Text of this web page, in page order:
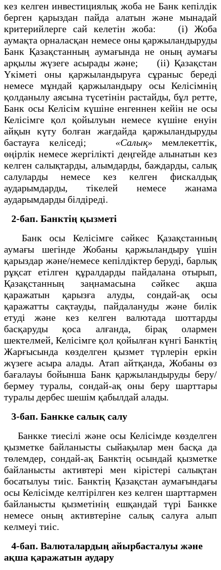
кез келген инвестициялық жоба не Банк кепілдік
берген қарыздан пайда алатын және мынадай
критерийлерге сай келетін жоба: (і) Жоба
аумақта орналасқан немесе оны қаржыландыруды
Банк Қазақстанның аумағында не оның аумағы
арқылы жүзеге асырады және; (іі) Қазақстан
Үкіметі оны қаржыландыруға сұраныс береді
немесе мұндай қаржыландыру осы Келісімнің
қолданылу аясына түсетінін растайды, бұл ретте,
Банк осы Келісім күшіне енгеннен кейін не осы
Келісімге қол қойылуын немесе күшіне енуін
айқын күту болған жағдайда қаржыландыруды
бастауға келіседі;
«Салық» мемлекеттік,
өңірлік немесе жергілікті деңгейде алынатын кез
келген салықтарды, алымдарды, баждарды, салық
салуларды немесе кез келген фискалдық
аударымдарды, тікелей немесе жанама
аударымдарды білдіреді.
2-бап. Банктің қызметі
Банк осы Келісімге сәйкес Қазақстанның
аумағы шегінде Жобаны қаржыландыру үшін
қарыздар және/немесе кепілдіктер беруді, барлық
рұқсат етілген құралдарды пайдалана отырып,
Қазақстанның заңнамасына сәйкес ақша
қаражатын қарызға алуды, сондай-ақ осы
қаражатты сақтауды, пайдалануды және билік
етуді және кез келген валютада шоттарды
басқаруды қоса алғанда, бірақ олармен
шектелмей, Келісімге қол қойылған күнгі Банктің
Жарғысында көзделген қызмет түрлерін еркін
жүзеге асыра алады. Атап айтқанда, Жобаны өз
бағалауы бойынша Банк қаржыландыруды беру/
бермеу туралы, сондай-ақ оны беру шарттары
туралы дербес шешім қабылдай алады.
3-бап. Банкке салық салу
Банкке тиесілі және осы Келісімде көзделген
қызметке байланысты сыйақылар мен басқа да
төлемдер, сондай-ақ Банктің осындай қызметке
байланысты активтері мен кірістері салықтан
босатылуы тиіс. Банктің Қазақстан аумағындағы
осы Келісімде келтірілген кез келген шарттармен
байланысты қызметінің ешқандай түрі Банкке
немесе оның активтеріне салық салуға алып
келмеуі тиіс.
4-бап. Валюталардың айырбасталуы және
ақша қаражатын аудару